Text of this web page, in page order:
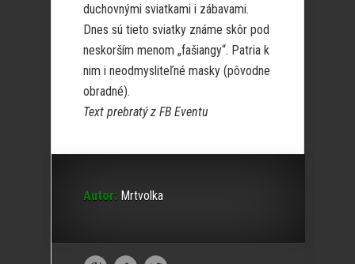
duchovnými sviatkami i zábavami.
Dnes sú tieto sviatky známe skôr pod
neskorším menom „fašiangy“. Patria k
nim i neodmysliteľné masky (pôvodne
obradné).
Text prebratý z FB Eventu
Autor: Mrtvolka